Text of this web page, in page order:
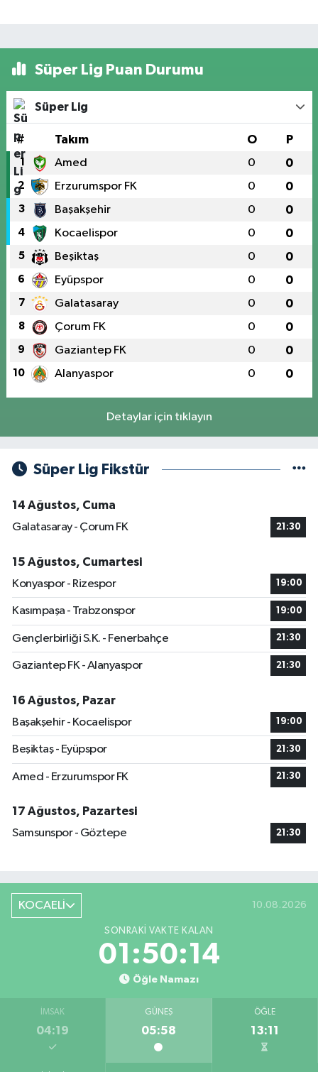
Süper Lig Puan Durumu
Süper Lig
# Takım O P
1 Amed 0 0
2 Erzurumspor FK 0 0
3 Başakşehir 0 0
4 Kocaelispor 0 0
5 Beşiktaş 0 0
6 Eyüpspor 0 0
7 Galatasaray 0 0
8 Çorum FK 0 0
9 Gaziantep FK 0 0
10 Alanyaspor 0 0
Detaylar için tıklayın
Süper Lig Fikstür
14 Ağustos, Cuma
Galatasaray - Çorum FK
21:30
15 Ağustos, Cumartesi
Konyaspor - Rizespor
19:00
Kasımpaşa - Trabzonspor 19:00
Gençlerbirliği S.K. - Fenerbahçe 21:30
Gaziantep FK - Alanyaspor 21:30
16 Ağustos, Pazar
Başakşehir - Kocaelispor
19:00
Beşiktaş - Eyüpspor 21:30
Amed - Erzurumspor FK 21:30
17 Ağustos, Pazartesi
Samsunspor - Göztepe
21:30
KOCAELİ 10.08.2026
SONRAKI VAKTE KALAN
01:50:14
Öğle Namazı
İMSAK
04:19
GÜNEŞ
05:58
ÖĞLE
13:11